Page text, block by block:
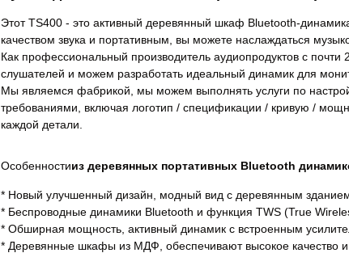
Этот TS400 - это активный деревянный шкаф Bluetooth-
качеством звука и портативным, вы можете наслаждаться
Как профессиональный производитель аудиопродуктов с
слушателей и можем разработать идеальный динамик для
Мы являемся фабрикой, мы можем выполнять услуги по
требованиями, включая логотип / спецификации / кривую /
каждой детали.
Особенностииз деревянных портативных Bluetooth
* Новый улучшенный дизайн, модный вид с деревянным зданием
* Беспроводные динамики Bluetooth и функция TWS (True
* Обширная мощность, активный динамик с встроенным
* Деревянные шкафы из МДФ, обеспечивают высокое качество и